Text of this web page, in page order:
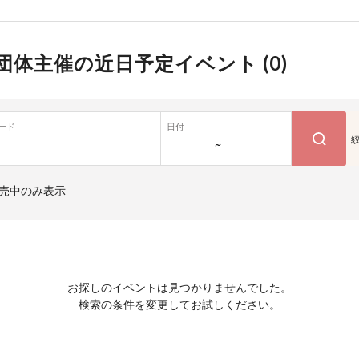
体主催の近日予定イベント (0)
ド 日付
~
中のみ表示
お探しのイベントは見つかりませんでした。
検索の条件を変更してお試しください。